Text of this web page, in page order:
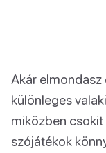
Akár elmondasz
különleges
miközben csokit
szójátékok